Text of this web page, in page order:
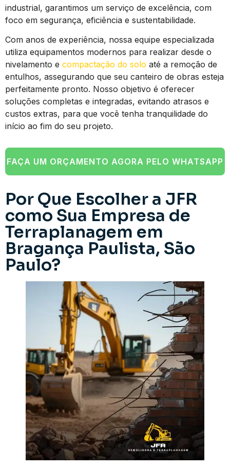
industrial, garantimos um serviço de excelência, com
foco em segurança, eficiência e sustentabilidade.
Com anos de experiência, nossa equipe especializada
utiliza equipamentos modernos para realizar desde o
nivelamento e compactação do solo até a remoção de
entulhos, assegurando que seu canteiro de obras esteja
perfeitamente pronto. Nosso objetivo é oferecer
soluções completas e integradas, evitando atrasos e
custos extras, para que você tenha tranquilidade do
início ao fim do seu projeto.
FAÇA UM ORÇAMENTO AGORA PELO WHATSAPP
Por Que Escolher a JFR
como Sua Empresa de
Terraplanagem em
Bragança Paulista, São
Paulo?